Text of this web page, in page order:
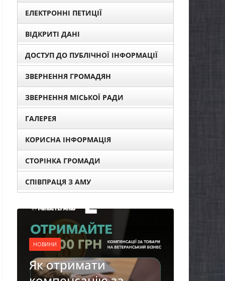
ЕЛЕКТРОННІ ПЕТИЦІЇ
ВІДКРИТІ ДАНІ
ДОСТУП ДО ПУБЛІЧНОЇ ІНФОРМАЦІЇ
ЗВЕРНЕННЯ ГРОМАДЯН
ЗВЕРНЕННЯ МІСЬКОЇ РАДИ
ГАЛЕРЕЯ
КОРИСНА ІНФОРМАЦІЯ
СТОРІНКА ГРОМАДИ
СПІВПРАЦЯ З АМУ
НОВИНИ
Уповноважений
Верховної Ради
України з прав
людини проводить
опитування щодо
реалізації права осіб